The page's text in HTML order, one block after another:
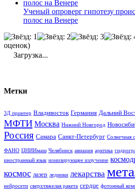
Ученый опроверг гипотезу
полос на Венере
оценок)
Загрузка...
Метки
3Д принтер Владивосток Германия Дальний
МФТИ Москва Нижний Новгород
Россия Самара Санкт-Петербург Солнечная
ФАНО ЦНИИмаш Челябинск авиация арктика
иностранный язык ионизирующее излучение
космос лазер ледники лекарства
нейросети сверхтяжелая ракета сердце фотонный